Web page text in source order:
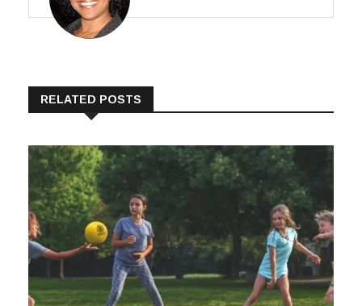
RELATED POSTS